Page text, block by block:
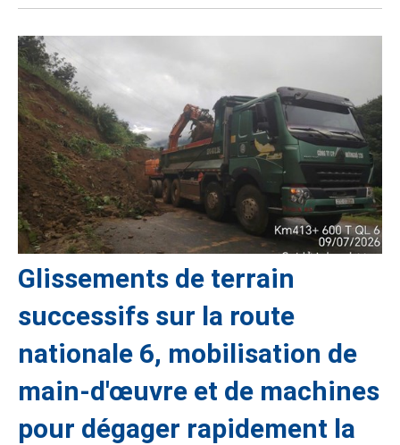
Glissements de terrain
successifs sur la route
nationale 6, mobilisation de
main-d'œuvre et de machines
pour dégager rapidement la